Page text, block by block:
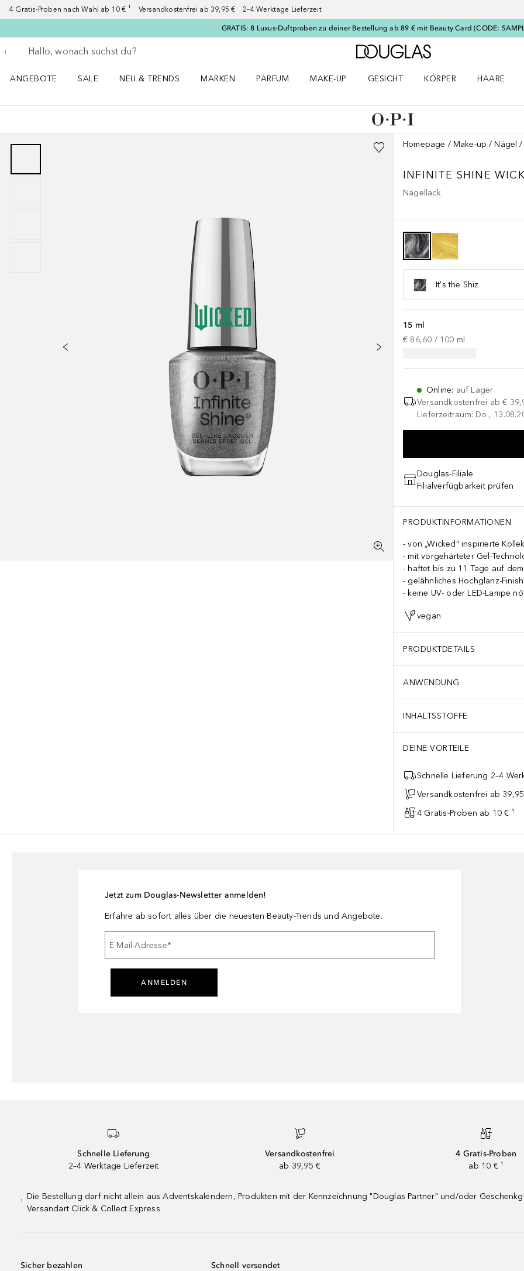
4 Gratis-Proben nach Wahl ab 10 € ¹ Versandkostenfrei ab 39,95 € 2–4 Werktage Lieferzeit
GRATIS: 8 Luxus-Duftproben zu deiner Bestellung ab 89 € mit Beauty Card (CODE:
Gehe zurück
Suche ausführen
Zur Douglas Startseite
ANGEBOTE
SALE
NEU & TRENDS
MARKEN
PARFUM
MAKE-UP
GESICHT
KÖRPER
HAARE
Homepage Make-up Nägel
INFINITE SHINE
Nagellack
It's the Shiz
15 ml
€ 86,60 / 100 ml
Online: auf Lager
Versandkostenfrei ab €
Lieferzeitraum: Do.,
Douglas-Filiale
Filialverfügbarkeit prüfen
PRODUKTINFORMATIONEN
von „Wicked“ inspirierte
mit vorgehärteter Gel-
haftet bis zu 11 Tage auf
gelähnliches Hochglanz-Finish
keine UV- oder LED-Lampe
vegan
PRODUKTDETAILS
ANWENDUNG
INHALTSSTOFFE
DEINE VORTEILE
Schnelle Lieferung 2–4
Versandkostenfrei ab
4 Gratis-Proben ab 10 € ¹
Jetzt zum Douglas-Newsletter anmelden!
Erfahre ab sofort alles über die neuesten Beauty-Trends und Angebote.
E-Mail-Adresse*
ANMELDEN
Schnelle Lieferung
2–4 Werktage Lieferzeit
Versandkostenfrei
ab 39,95 €
4 Gratis-Proben
ab 10 € ¹
¹
Die Bestellung darf nicht allein aus Adventskalendern, Produkten mit der Kennzeichnung "Douglas Partner" und/oder
Versandart Click & Collect Express
Sicher bezahlen Schnell versendet